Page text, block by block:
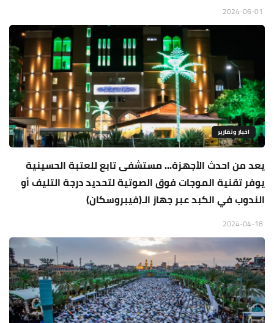
اخبار وتقارير
يعد من احدث الأجهزة... مستشفى تابع للعتبة الحسينية
يوفر تقنية الموجات فوق الصوتية لتحديد درجة التليف أو
الندوب في الكبد عبر جهاز الـ(فيبروسكان)